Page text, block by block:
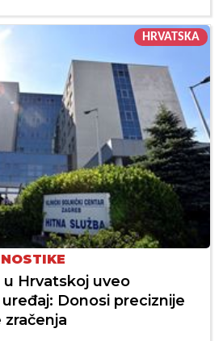
HRVATSKA
u Hrvatskoj uveo
Donosi preciznije